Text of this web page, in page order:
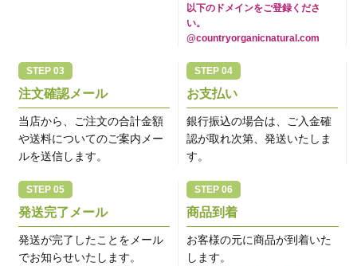
以下のドメインをご登録くださ
い。
@countryorganicnatural.com
注文確認メール
当店から、ご注文の合計金額
や送料についてのご案内メー
ルを送信します。
お支払い
銀行振込の場合は、ご入金確
認が取れ次第、発送いたしま
す。
発送完了メール
発送が完了したことをメール
でお知らせいたします。
商品到着
お客様の元に商品が到着いた
します。